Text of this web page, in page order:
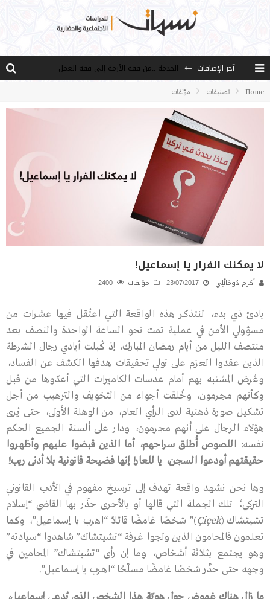
آخر الإضافات
الخدمة ..من فقه الأزمة إلى فقه العمل
مصادر العلم وسببه
هذا النهج نهج أصيل
Home تصنيفات مؤلفات
لا يمكنك الفرار يا إسماعيل!
أكرم دُومَانْلِي 23/07/2017 مؤلفات
بادئ ذي بدء، لنتذكر هذه الواقعة التي اعتُقل فيها عشرات من
مسؤولي الأمن في عملية تمت نحو الساعة الواحدة والنصف بعد
منتصف الليل من أيام رمضان المبارك، إذ كُبلت أيادي رجال الشرطة
الذين عقدوا العزم على تولي تحقيقات هدفها الكشف عن الفساد،
وعُرض المشتبه بهم أمام عدسات الكاميرات التي أعدّوها من قبل
وكأنهم مجرمون، وخُلقت أجواء من التخويف والترهيب من أجل
تشكيل صورة ذهنية لدى الرأي العام، من الوهلة الأولى، حتى يُرى
هؤلاء الرجال على أنهم مجرمون، ودار على ألسنة الجميع الحكم
نفسه:اللصوص أُطلق سراحهم، أما الذين قبضوا عليهم وأظهروا
حقيقتهم أودعوا السجن، يا للعار!إنها فضيحة قانونية بلا أدنى ريب!
وها نحن نشهد واقعة تهدف إلى ترسيخ مفهوم في الأدب القانوني
التركي؛ تلك الجملة التي قالها أو بالأحرى حذّر بها القاضي “إسلام
تشيتشاك (Çiçek)” شخصًا غامضًا قائلًا “اهرب يا إسماعيل”، وكما
تعلمون فالمحامون الذين ولجوا غرفة “تشيتشاك” شاهدوا “سيادته”
وهو يجتمع بثلاثة أشخاص، وما إن رأى “تشيتشاك” المحامين في
وجهه حتى حذّر شخصًا غامضًا مسلّحًا “اهرب يا إسماعيل”.